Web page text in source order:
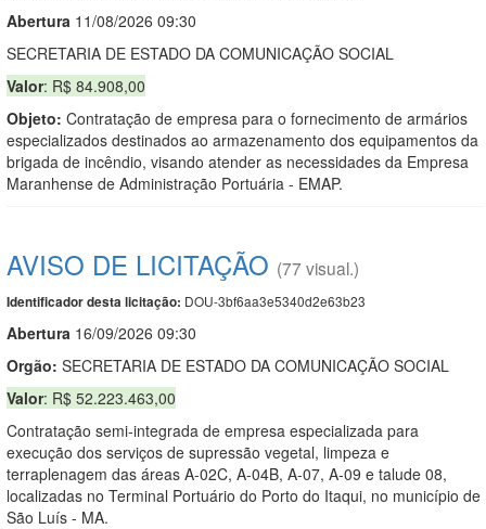
Abertura 11/08/2026 09:30
SECRETARIA DE ESTADO DA COMUNICAÇÃO SOCIAL
Valor: R$ 84.908,00
Objeto: Contratação de empresa para o fornecimento de armários
especializados destinados ao armazenamento dos equipamentos da
brigada de incêndio, visando atender as necessidades da Empresa
Maranhense de Administração Portuária - EMAP.
AVISO DE LICITAÇÃO (77 visual.)
Identificador desta licitação: DOU-3bf6aa3e5340d2e63b23
Abertura 16/09/2026 09:30
Orgão: SECRETARIA DE ESTADO DA COMUNICAÇÃO SOCIAL
Valor: R$ 52.223.463,00
Contratação semi-integrada de empresa especializada para
execução dos serviços de supressão vegetal, limpeza e
terraplenagem das áreas A-02C, A-04B, A-07, A-09 e talude 08,
localizadas no Terminal Portuário do Porto do Itaqui, no município de
São Luís - MA.